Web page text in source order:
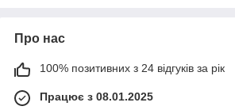
– це яскраве і рівне світло, яке
помітно кращими. Замовляйте свою в
відправлення в день замовлення
Про нас
100% позитивних з 24 відгуків за рік
Працює з 08.01.2025